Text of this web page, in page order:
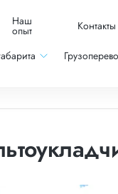
Наш
опыт Контакты